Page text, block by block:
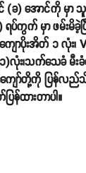
(ခ) အောင်ကို မှာ
ကွက် မှာ ဖမ်းမိခဲ့ပ
ာပိုးအိတ် ၁ လုံး၊
း၊သက်သေခံ မီးခံ
ကျော်တို့ကို ပြန်
ထားတာပါ။